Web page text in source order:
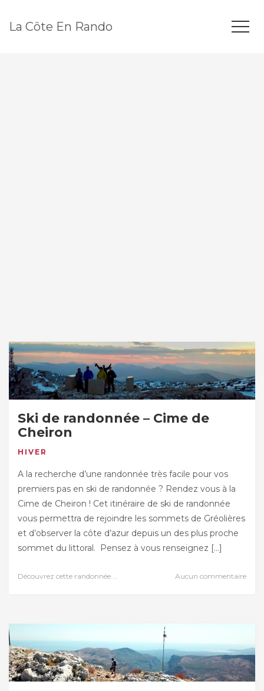
La Côte En Rando
Ski de randonnée – Cime de
Cheiron
HIVER
A la recherche d’une randonnée très facile pour vos
premiers pas en ski de randonnée ? Rendez vous à la
Cime de Cheiron ! Cet itinéraire de ski de randonnée
vous permettra de rejoindre les sommets de Gréolières
et d’observer la côte d’azur depuis un des plus proche
sommet du littoral. Pensez à vous renseignez […]
Découvrez cette randonnée ... Aucun commentaire